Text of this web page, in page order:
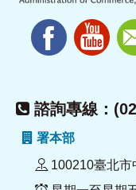
諮詢專線：
署本部
100210臺北市